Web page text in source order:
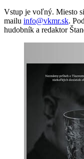
Vstup je voľný. Miesto
mailu info@vkmr.sk.
hudobník a redaktor